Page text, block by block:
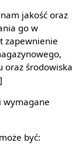
jakość oraz
go w
zapewnienie
oraz środowiska
wymagane
być: